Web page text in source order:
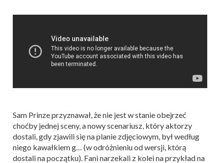
Sam Prinze przyznawał, że nie jest w stanie obejrzeć
choćby jednej sceny, a nowy scenariusz, który aktorzy
dostali, gdy zjawili się na planie zdjęciowym, był według
niego kawałkiem g… (w odróżnieniu od wersji, którą
dostali na początku). Fani narzekali z kolei na przykład na